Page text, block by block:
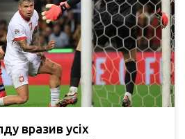
вразив усіх